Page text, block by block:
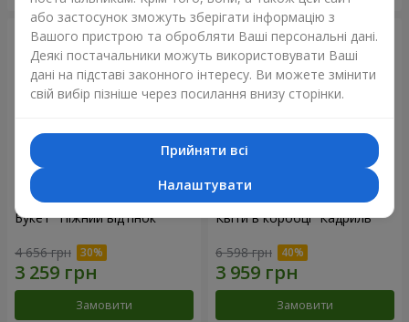
Букет "Ніжний відтінок"
4 656 грн
Замовити
Квіти в коробці “Кадриль”
6 598 грн
Замовити
або застосунок зможуть зберігати інформацію з
Вашого пристрою та обробляти Ваші персональні дані.
Деякі постачальники можуть використовувати Ваші
дані на підставі законного інтересу. Ви можете змінити
свій вибір пізніше через посилання внизу сторінки.
Прийняти всі
Налаштувати